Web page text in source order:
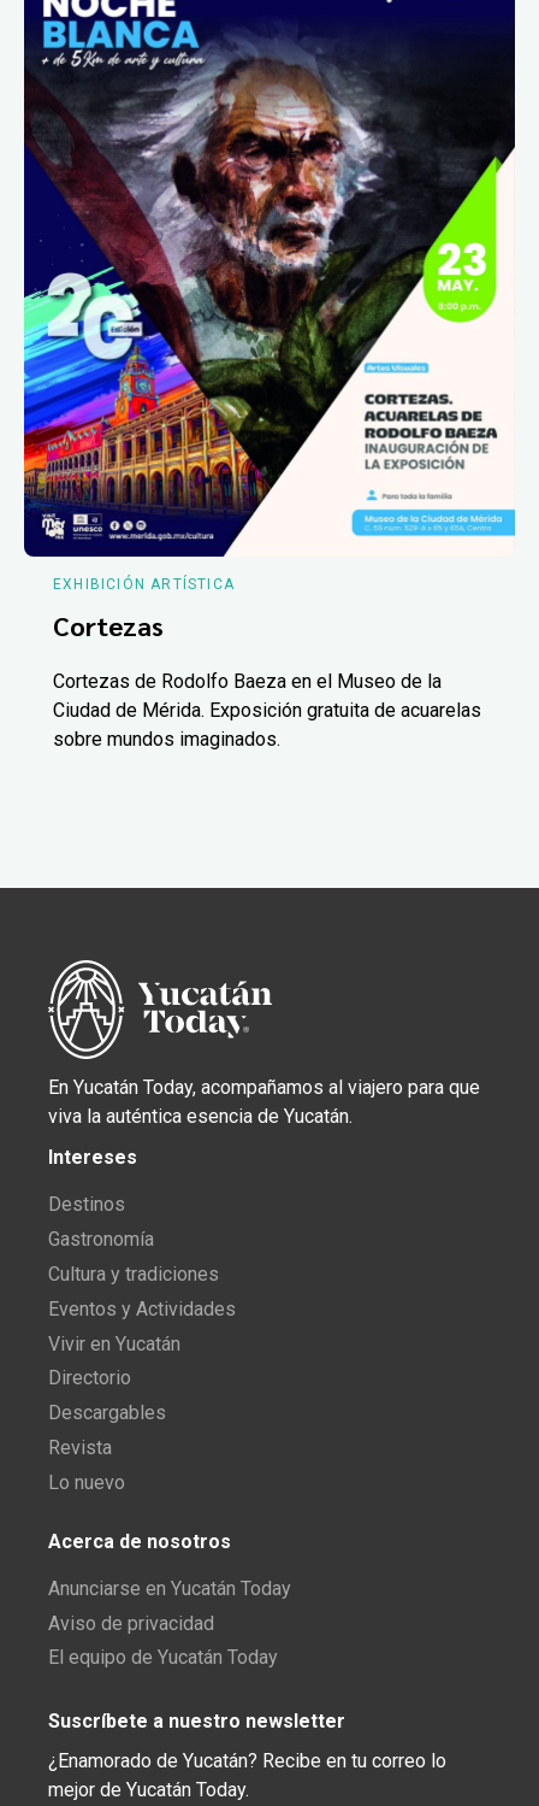
EXHIBICIÓN ARTÍSTICA
Cortezas
Cortezas de Rodolfo Baeza en el Museo de la
Ciudad de Mérida. Exposición gratuita de acuarelas
sobre mundos imaginados.
En Yucatán Today, acompañamos al viajero para que
viva la auténtica esencia de Yucatán.
Intereses
Destinos
Gastronomía
Cultura y tradiciones
Eventos y Actividades
Vivir en Yucatán
Directorio
Descargables
Revista
Lo nuevo
Acerca de nosotros
Anunciarse en Yucatán Today
Aviso de privacidad
El equipo de Yucatán Today
Suscríbete a nuestro newsletter
¿Enamorado de Yucatán? Recibe en tu correo lo
mejor de Yucatán Today.